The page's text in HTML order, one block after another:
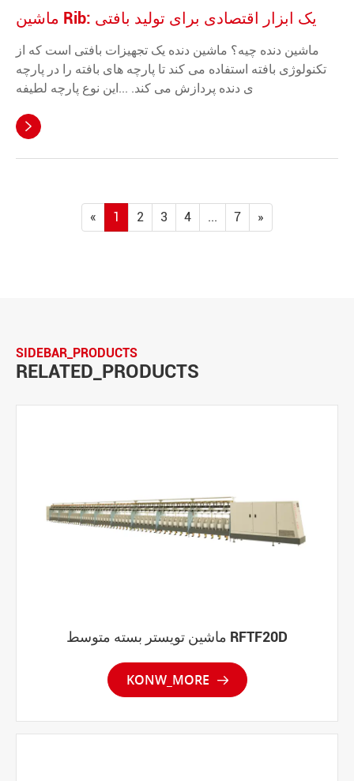
ماشین Rib: یک ابزار اقتصادی برای تولید بافتی
ماشين دنده چيه؟ ماشین دنده یک تجهیزات بافتی است که از
تکنولوژی بافته استفاده می کند تا پارچه های بافته را در پارچه
ی دنده پردازش می کند. ...اين نوع پارچه لطيفه

« 1 2 3 4 ... 7 »
SIDEBAR_PRODUCTS
RELATED_PRODUCTS
ماشین تویستر بسته متوسط RFTF20D
KONW_MORE 